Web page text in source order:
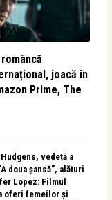
joacă în
Prime, The
vedetă a
doua șansă”, alături
Lopez: Filmul
oferi femeilor și